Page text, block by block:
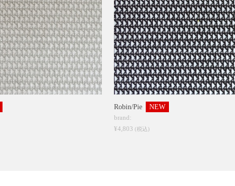
Robin/Pie NEW
brand:
¥4,803 (税込)